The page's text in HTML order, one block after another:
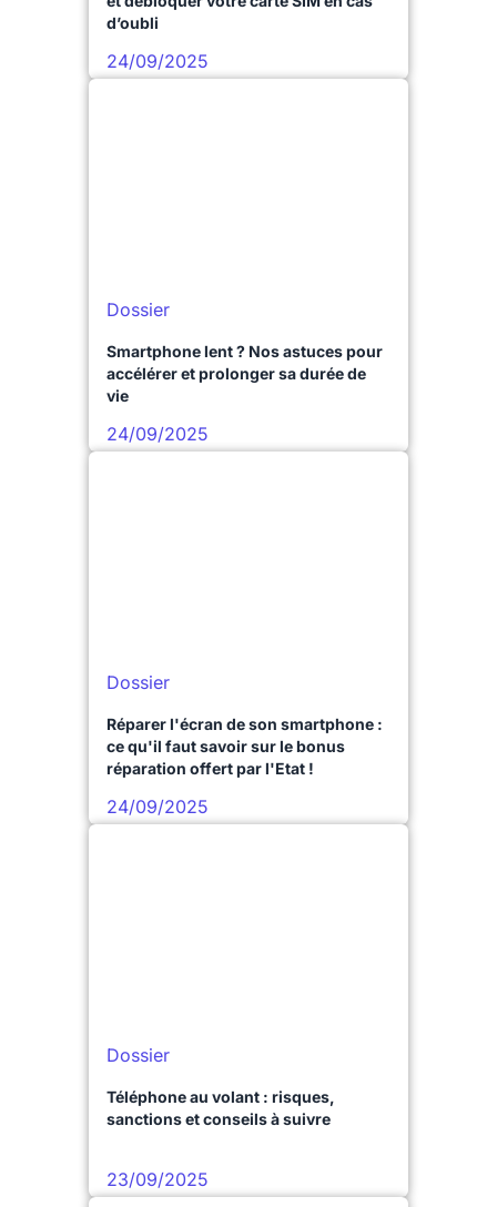
d’oubli
24/09/2025
Dossier
Smartphone lent ? Nos astuces pour
accélérer et prolonger sa durée de
vie
24/09/2025
Dossier
Réparer l'écran de son smartphone :
ce qu'il faut savoir sur le bonus
réparation offert par l'Etat !
24/09/2025
Dossier
Téléphone au volant : risques,
sanctions et conseils à suivre
23/09/2025